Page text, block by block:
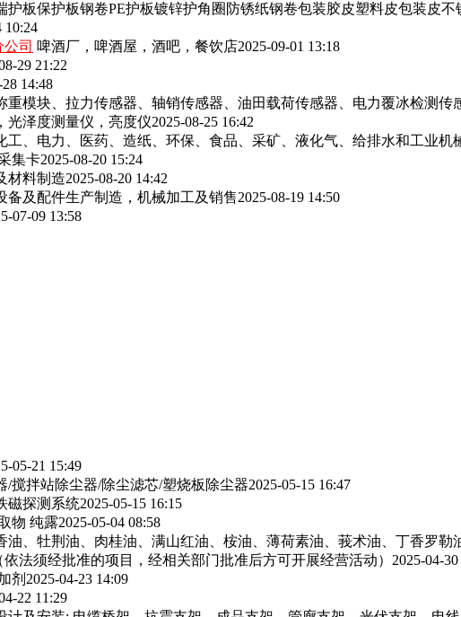
护板保护板钢卷PE护板镀锌护角圈防锈纸钢卷包装胶皮塑料皮包装皮
10:24
司 啤酒厂，啤酒屋，酒吧，餐饮店2025-09-01 13:18
29 21:22
14:48
重模块、拉力传感器、轴销传感器、油田载荷传感器、电力覆冰检测
光泽度测量仪，亮度仪2025-08-25 16:42
工、电力、医药、造纸、环保、食品、采矿、液化气、给排水和工业机
集卡2025-08-20 15:24
材料制造2025-08-20 14:42
备及配件生产制造，机械加工及销售2025-08-19 14:50
07-09 13:58
05-21 15:49
/搅拌站除尘器/除尘滤芯/塑烧板除尘器2025-05-15 16:47
磁探测系统2025-05-15 16:15
物 纯露2025-05-04 08:58
油、牡荆油、肉桂油、满山红油、桉油、薄荷素油、莪术油、丁香罗
法须经批准的项目，经相关部门批准后方可开展经营活动） 2025-04-
剂 2025-04-23 14:09
22 11:29